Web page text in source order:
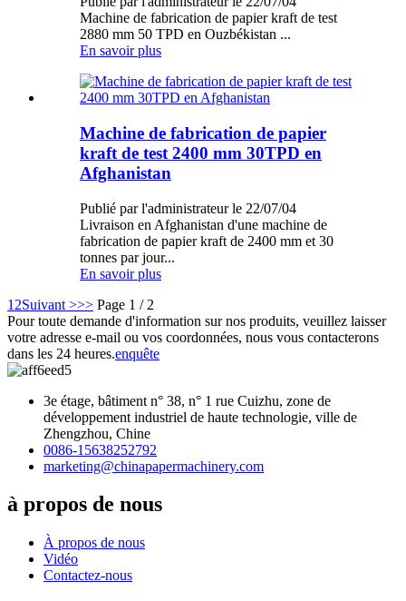
Machine de fabrication de papier kraft de test
2880 mm 50 TPD en Ouzbékistan ...
En savoir plus
Machine de fabrication de papier
kraft de test 2400 mm 30TPD en
Afghanistan
Publié par l'administrateur le 22/07/04
Livraison en Afghanistan d'une machine de
fabrication de papier kraft de 2400 mm et 30
tonnes par jour...
En savoir plus
1 2Suivant >>> Page 1 / 2
Pour toute demande d'information sur nos produits, veuillez laisser
votre adresse e-mail ou vos coordonnées, nous vous contacterons
dans les 24 heures.enquête
3e étage, bâtiment n° 38, n° 1 rue Cuizhu, zone de
développement industriel de haute technologie, ville de
Zhengzhou, Chine
0086-15638252792
marketing@chinapapermachinery.com
à propos de nous
À propos de nous
Vidéo
Contactez-nous